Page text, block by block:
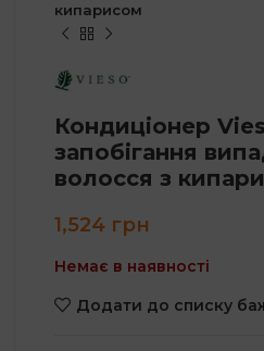
кипарисом
Кондиціонер
запобігання
волосся з
1,524 грн
Немає в наявності
Додати до списку